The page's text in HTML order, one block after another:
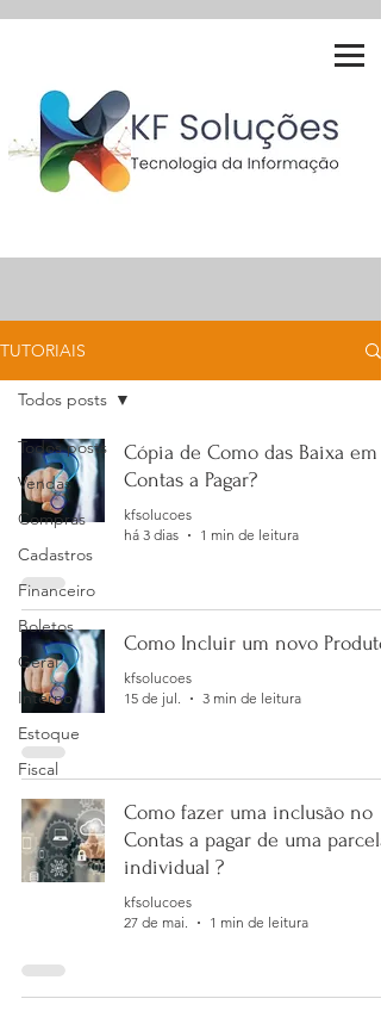
TUTORIAIS
Todos posts
Vendas
Compras
Cadastros
Financeiro
Boletos
Geral
Interno
Estoque
Fiscal
Todos posts
Cópia de Como das Baixa em
Contas a Pagar?
kfsolucoes
há 3 dias
1 min de leitura
Como Incluir um novo
kfsolucoes
15 de jul.
3 min de leitura
Como fazer uma inclusão no
Contas a pagar de uma parcela
individual ?
kfsolucoes
27 de mai.
1 min de leitura